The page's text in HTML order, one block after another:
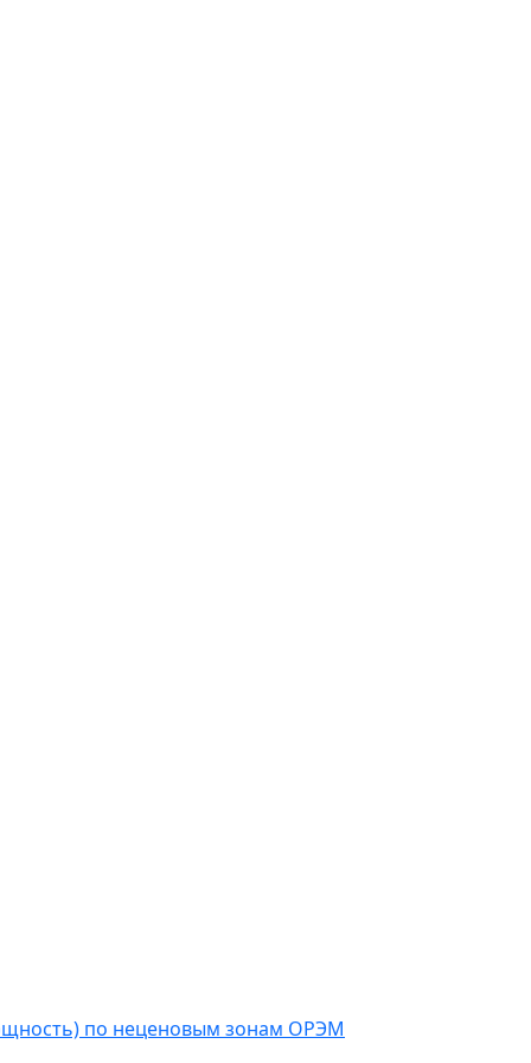
по неценовым зонам ОРЭМ